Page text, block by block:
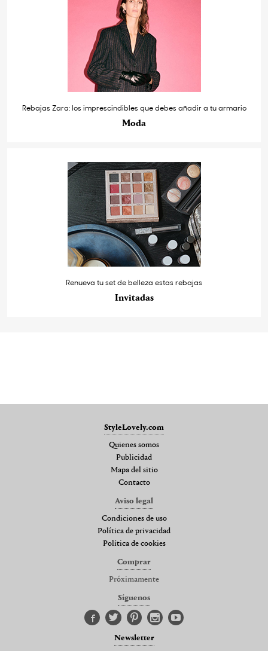
Rebajas Zara: los imprescindibles que debes añadir a tu armario
Moda
Renueva tu set de belleza estas rebajas
Invitadas
StyleLovely.com
Quienes somos
Publicidad
Mapa del sitio
Contacto
Aviso legal
Condiciones de uso
Política de privacidad
Política de cookies
Comprar
Próximamente
Síguenos
Newsletter